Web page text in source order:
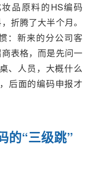
品原料的HS编码
折腾了大半个月。
：新来的分公司客
表格，而是先问一
、人员，大概什么
后面的编码申报才
的“三级跳”